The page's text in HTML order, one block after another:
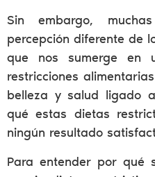
Sin embargo,
percepción diferente de
que nos sumerge en
restricciones
belleza y salud ligado
qué estas dietas
ningún resultado
Para entender por qué